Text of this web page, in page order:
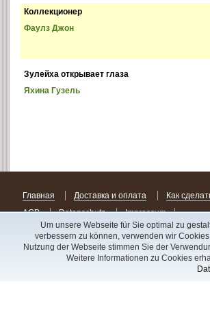
Um unsere Webseite für Sie optimal zu
verbessern zu können, verwenden wir
Nutzung der Webseite stimmen Sie der
Weitere Informationen zu Cookies
Коллекционер
Фаулз Джон
Зулейха открывает глаза
Яхина Гузель
Главная Доставка и оплата
Как
AGB
Datenschutz Impressum
Alle Rechte vorbehalten. Alle Preise inkl. MwSt., zzgl.
den Allgemeinen Geschäftsbedingungen.
Unser Warenbestand besteht aus Importartikeln. Alle
entsprechend dem Datenschutzgrundverordnung (DS-